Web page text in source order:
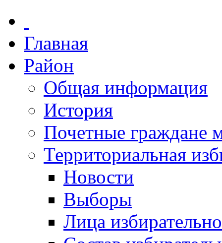
Главная
Район
Общая информация
История
Почетные граждане
Территориальная
Новости
Выборы
Лица